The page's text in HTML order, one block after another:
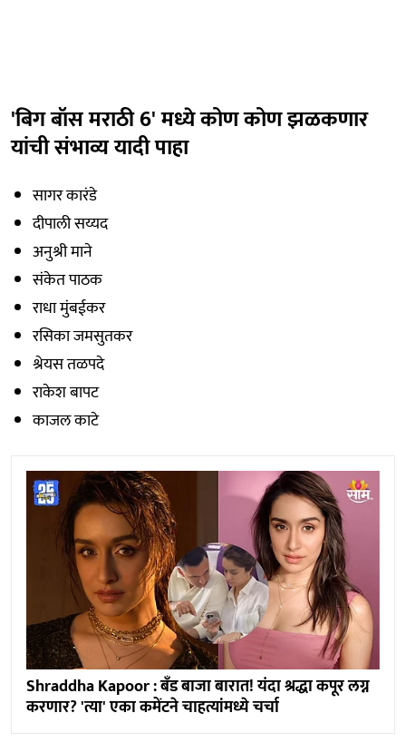
'बिग बॉस मराठी 6' मध्ये कोण कोण झळकणार
यांची संभाव्य यादी पाहा
सागर कारंडे
दीपाली सय्यद
अनुश्री माने
संकेत पाठक
राधा मुंबईकर
रसिका जमसुतकर
श्रेयस तळपदे
राकेश बापट
काजल काटे
Shraddha Kapoor : बँड बाजा बारात! यंदा श्रद्धा कपूर लग्न
करणार? 'त्या' एका कमेंटने चाहत्यांमध्ये चर्चा